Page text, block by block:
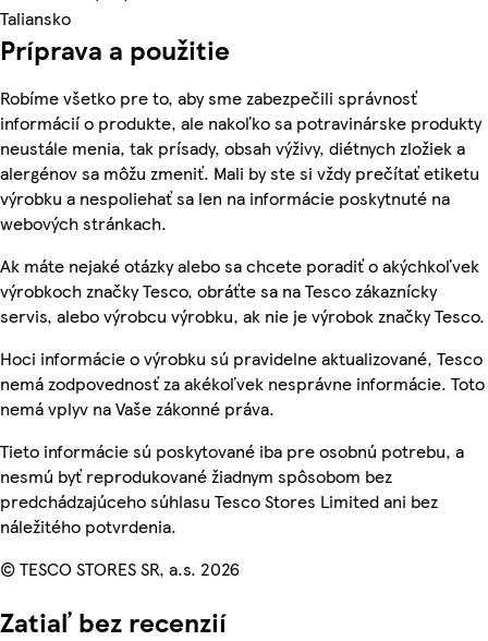
Taliansko
Príprava a použitie
Robíme všetko pre to, aby sme zabezpečili správnosť
informácií o produkte, ale nakoľko sa potravinárske produkty
neustále menia, tak prísady, obsah výživy, diétnych zložiek a
alergénov sa môžu zmeniť. Mali by ste si vždy prečítať etiketu
výrobku a nespoliehať sa len na informácie poskytnuté na
webových stránkach.
Ak máte nejaké otázky alebo sa chcete poradiť o akýchkoľvek
výrobkoch značky Tesco, obráťte sa na Tesco zákaznícky
servis, alebo výrobcu výrobku, ak nie je výrobok značky Tesco.
Hoci informácie o výrobku sú pravidelne aktualizované, Tesco
nemá zodpovednosť za akékoľvek nesprávne informácie. Toto
nemá vplyv na Vaše zákonné práva.
Tieto informácie sú poskytované iba pre osobnú potrebu, a
nesmú byť reprodukované žiadnym spôsobom bez
predchádzajúceho súhlasu Tesco Stores Limited ani bez
náležitého potvrdenia.
© TESCO STORES SR, a.s. 2026
Zatiaľ bez recenzií